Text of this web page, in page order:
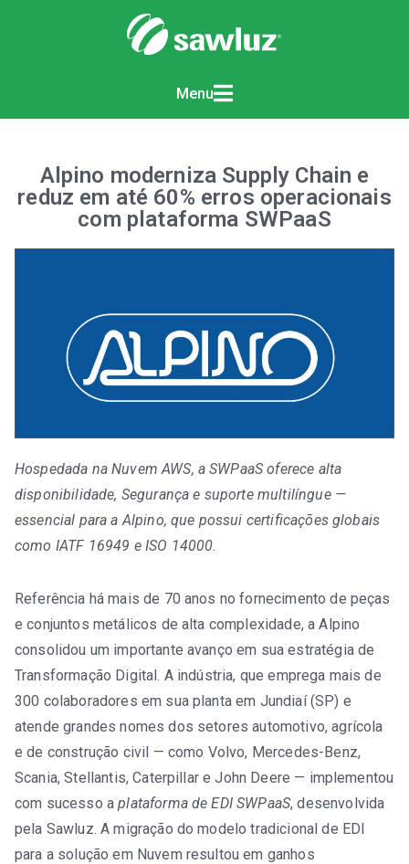
Menu
TRABALHE CONOSCO
Alpino moderniza Supply Chain e
reduz em até 60% erros operacionais
com plataforma SWPaaS
Hospedada na Nuvem AWS, a SWPaaS oferece alta
disponibilidade, Segurança e suporte multilíngue —
essencial para a Alpino, que possui certificações globais
como IATF 16949 e ISO 14000.
Referência há mais de 70 anos no fornecimento de peças
e conjuntos metálicos de alta complexidade, a Alpino
consolidou um importante avanço em sua estratégia de
Transformação Digital. A indústria, que emprega mais de
300 colaboradores em sua planta em Jundiaí (SP) e
atende grandes nomes dos setores automotivo, agrícola
e de construção civil — como Volvo, Mercedes-Benz,
Scania, Stellantis, Caterpillar e John Deere — implementou
com sucesso a plataforma de EDI SWPaaS, desenvolvida
pela Sawluz. A migração do modelo tradicional de EDI
para a solução em Nuvem resultou em ganhos